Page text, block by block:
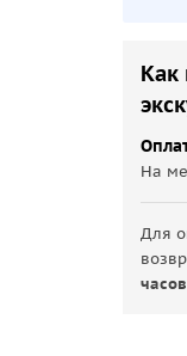
Как
На
Для
часов